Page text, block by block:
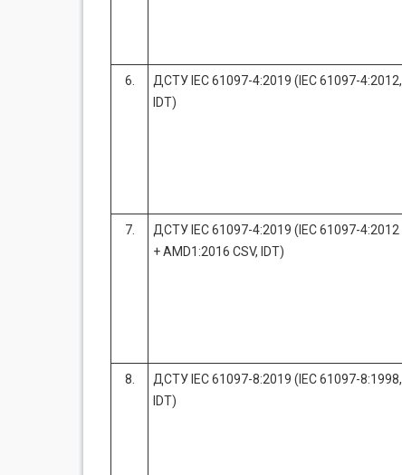
6.
ДСТУ IEC 61097-4:2019 (IEC 61097-4:2012,
IDT)
7.
ДСТУ IEC 61097-4:2019 (IEC 61097-4:2012
+ AMD1:2016 CSV, IDT)
8.
ДСТУ IEC 61097-8:2019 (IEC 61097-8:1998,
IDT)